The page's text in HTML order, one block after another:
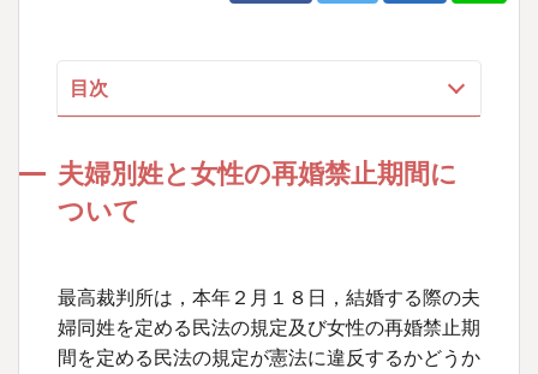
目次
１ 結婚する際の夫婦同姓を定めた民法の規定
について
３ 両裁判における原告側の主張
４ 今後の行方
夫婦別姓と女性の再婚禁止期間に
ついて
最高裁判所は，本年２月１８日，結婚する際の夫
婦同姓を定める民法の規定及び女性の再婚禁止期
間を定める民法の規定が憲法に違反するかどうか